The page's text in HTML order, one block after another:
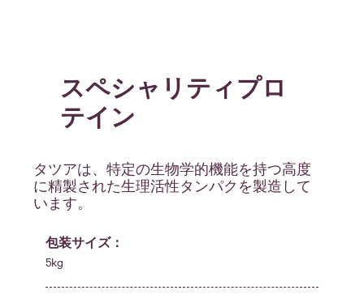
スペシャリティプロ
テイン
タツアは、特定の生物学的機能を持つ高度
に精製された生理活性タンパクを製造して
います。
包装サイズ：
5kg